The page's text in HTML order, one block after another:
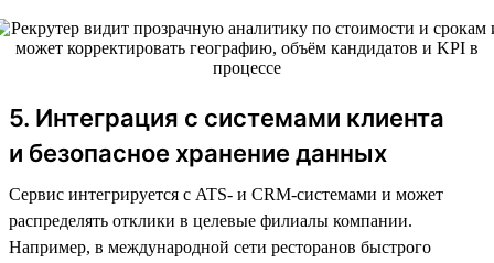
5. Интеграция с системами клиента
и безопасное хранение данных
Сервис интегрируется с ATS- и CRM-системами и может
распределять отклики в целевые филиалы компании.
Например, в международной сети ресторанов быстрого